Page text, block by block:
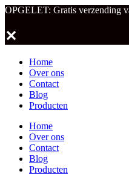
OPGELET: Gratis verzending
✕
Home
Over ons
Contact
Blog
Producten
Home
Over ons
Contact
Blog
Producten